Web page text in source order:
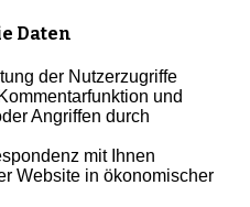
Daten
der Nutzerzugriffe
und
Angriffen durch
mit Ihnen
Website in ökonomischer